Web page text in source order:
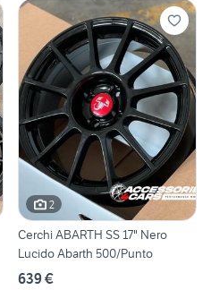
2
Cerchi ABARTH SS 17" Nero
Lucido Abarth 500/Punto
639 €